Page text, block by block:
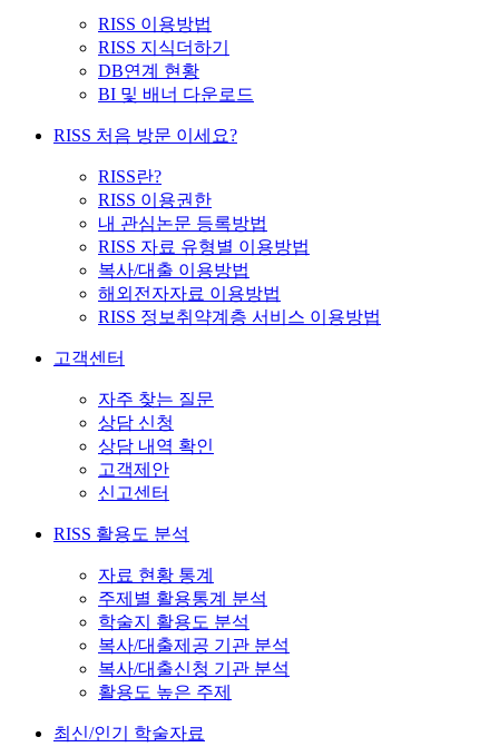
RISS 이용방법
RISS 지식더하기
DB연계 현황
BI 및 배너 다운로드
RISS 처음 방문 이세요?
RISS란?
RISS 이용권한
내 관심논문 등록방법
RISS 자료 유형별 이용방법
복사/대출 이용방법
해외전자자료 이용방법
RISS 정보취약계층 서비스 이용방법
고객센터
자주 찾는 질문
상담 신청
상담 내역 확인
고객제안
신고센터
RISS 활용도 분석
자료 현황 통계
주제별 활용통계 분석
학술지 활용도 분석
복사/대출제공 기관 분석
복사/대출신청 기관 분석
활용도 높은 주제
최신/인기 학술자료